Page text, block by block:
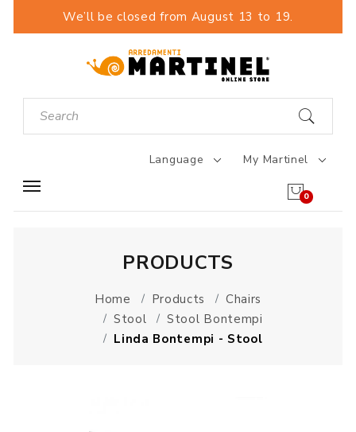
We’ll be closed from August 13 to 19.
Language My Martinel
0
PRODUCTS
Home Products
Chairs
Stool
Stool Bontempi
Linda Bontempi - Stool